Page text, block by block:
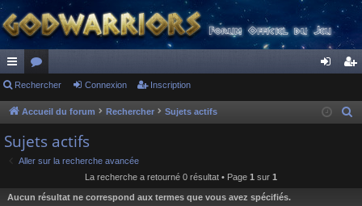
ac
co
ur
ci
or
u
s
ne cri
Rechercher Connexion Inscription
Accueil du forum Rechercher Sujets actifs
Sujets actifs
Aller sur la recherche avancée
La recherche a retourné 0 résultat • Page 1 sur 1
Aucun résultat ne correspond aux termes que vous avez spécifiés.